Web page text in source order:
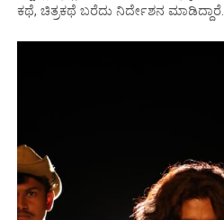
ಕಥೆ, ಚಿತ್ರಕಥೆ ಬರೆದು ನಿರ್ದೇಶನ ಮಾಡಿದ್ದಾರೆ.